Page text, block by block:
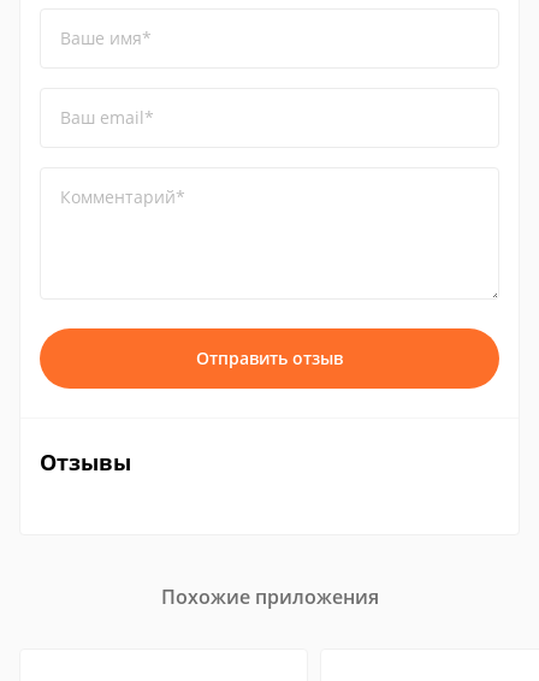
Ваше имя*
Ваш email*
Комментарий*
Отправить отзыв
Отзывы
Похожие приложения